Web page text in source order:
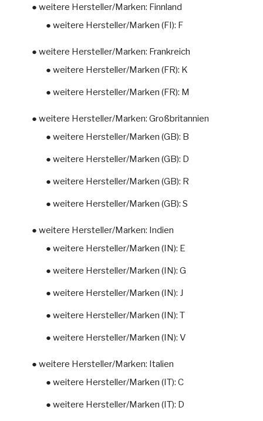
● weitere Hersteller/Marken: Finnland
● weitere Hersteller/Marken (FI): F
● weitere Hersteller/Marken: Frankreich
● weitere Hersteller/Marken (FR): K
● weitere Hersteller/Marken (FR): M
● weitere Hersteller/Marken: Großbritannien
● weitere Hersteller/Marken (GB): B
● weitere Hersteller/Marken (GB): D
● weitere Hersteller/Marken (GB): R
● weitere Hersteller/Marken (GB): S
● weitere Hersteller/Marken: Indien
● weitere Hersteller/Marken (IN): E
● weitere Hersteller/Marken (IN): G
● weitere Hersteller/Marken (IN): J
● weitere Hersteller/Marken (IN): T
● weitere Hersteller/Marken (IN): V
● weitere Hersteller/Marken: Italien
● weitere Hersteller/Marken (IT): C
● weitere Hersteller/Marken (IT): D